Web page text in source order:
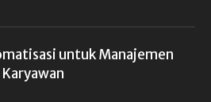
untuk Manajemen
Karyawan